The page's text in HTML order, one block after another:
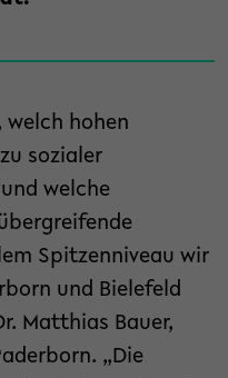
welch hohen
sozialer
welche
Spitzenniveau wir
und Bielefeld
Matthias Bauer,
„Die